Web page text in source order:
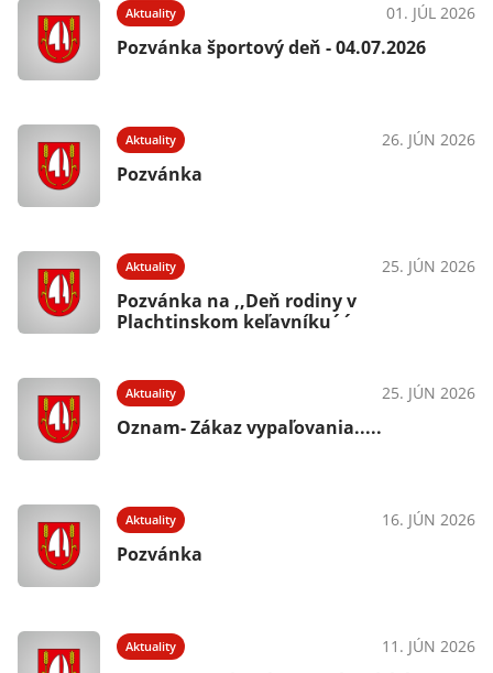
Aktuality 01. JÚL 2026
Pozvánka športový deň - 04.07.2026
Aktuality 26. JÚN 2026
Pozvánka
Aktuality 25. JÚN 2026
Pozvánka na ,,Deň rodiny v
Plachtinskom keľavníku´´
Aktuality 25. JÚN 2026
Oznam- Zákaz vypaľovania.....
Aktuality 16. JÚN 2026
Pozvánka
Aktuality 11. JÚN 2026